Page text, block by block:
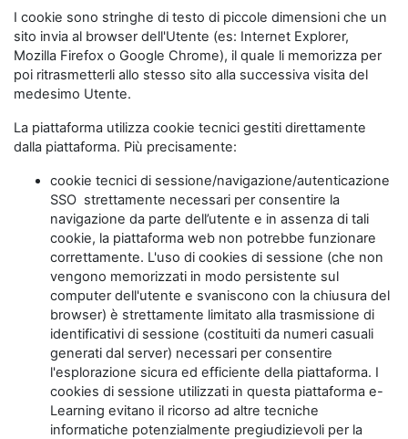
I cookie sono stringhe di testo di piccole dimensioni che un
sito invia al browser dell'Utente (es: Internet Explorer,
Mozilla Firefox o Google Chrome), il quale li memorizza per
poi ritrasmetterli allo stesso sito alla successiva visita del
medesimo Utente.
La piattaforma utilizza cookie tecnici gestiti direttamente
dalla piattaforma. Più precisamente:
cookie tecnici di sessione/navigazione/autenticazione
SSO strettamente necessari per consentire la
navigazione da parte dell’utente e in assenza di tali
cookie, la piattaforma web non potrebbe funzionare
correttamente. L'uso di cookies di sessione (che non
vengono memorizzati in modo persistente sul
computer dell'utente e svaniscono con la chiusura del
browser) è strettamente limitato alla trasmissione di
identificativi di sessione (costituiti da numeri casuali
generati dal server) necessari per consentire
l'esplorazione sicura ed efficiente della piattaforma. I
cookies di sessione utilizzati in questa piattaforma e-
Learning evitano il ricorso ad altre tecniche
informatiche potenzialmente pregiudizievoli per la